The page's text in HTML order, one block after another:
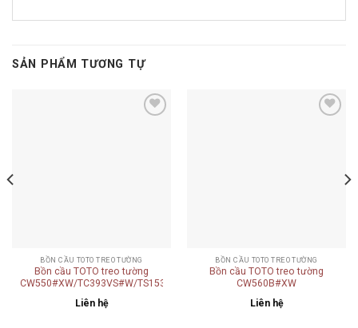
SẢN PHẨM TƯƠNG TỰ
BỒN CẦU TOTO TREO TƯỜNG
Bồn cầu TOTO treo tường
CW550#XW/TC393VS#W/TS153S/TV150NSV6J/T82C32/TX253C/TX215C/
Liên hệ
BỒN CẦU TOTO TREO TƯỜNG
Bồn cầu TOTO treo tường
CW560B#XW
Liên hệ